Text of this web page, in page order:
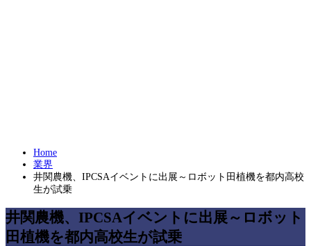
Home
業界
井関農機、IPCSAイベントに出展～ロボット田植機を都内高校
生が試乗
井関農機、IPCSAイベントに出展～ロボット
田植機を都内高校生が試乗